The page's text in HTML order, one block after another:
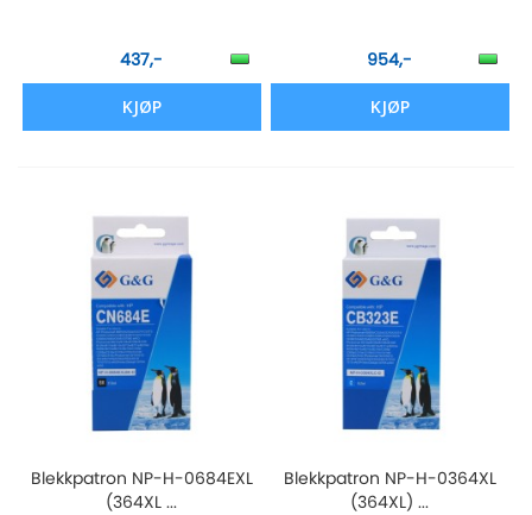
437,-
KJØP
954,-
KJØP
Blekkpatron NP-H-0684EXL
(364XL ...
Blekkpatron NP-H-0364XL
(364XL) ...